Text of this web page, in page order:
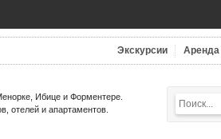
Экскурсии
Ибице и Форментере.
отелей и апартаментов.